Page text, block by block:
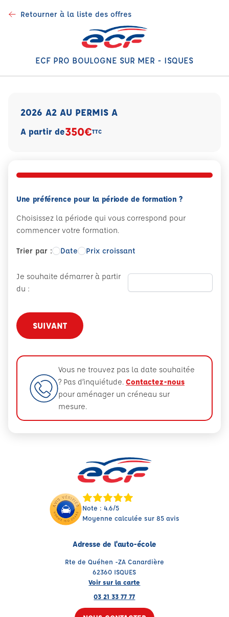
Retourner à la liste des offres
ECF PRO BOULOGNE SUR MER - ISQUES
Une préférence pour la période de formation ?
Choisissez la période qui vous correspond pour
commencer votre formation.
Trier par : Date Prix croissant
Je souhaite démarrer à partir
du :
SUIVANT
Vous ne trouvez pas la date souhaitée
? Pas d’inquiétude. Contactez-nous
pour aménager un créneau sur
mesure.
2026 A2 AU PERMIS A
A partir de350€TTC
Note : 4.6/5
Moyenne calculée sur 85 avis
Adresse de l'auto-école
Rte de Quéhen -ZA Canardière
62360 ISQUES
Voir sur la carte
03 21 33 77 77